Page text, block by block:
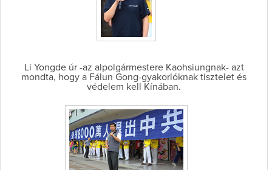
Li Yongde úr -az alpolgármestere Kaohsiungnak- azt
mondta, hogy a Fálun Gong-gyakorlóknak tisztelet és
védelem kell Kínában.